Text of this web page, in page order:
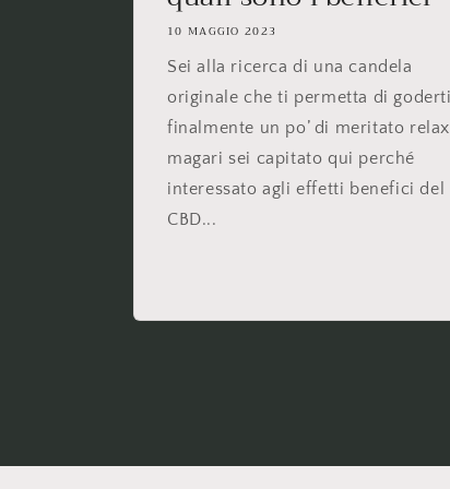
10 MAGGIO 2023
Sei alla ricerca di una candela
originale che ti permetta di goderti
finalmente un po’ di meritato
magari sei capitato qui perché
interessato agli effetti benefici del
CBD...